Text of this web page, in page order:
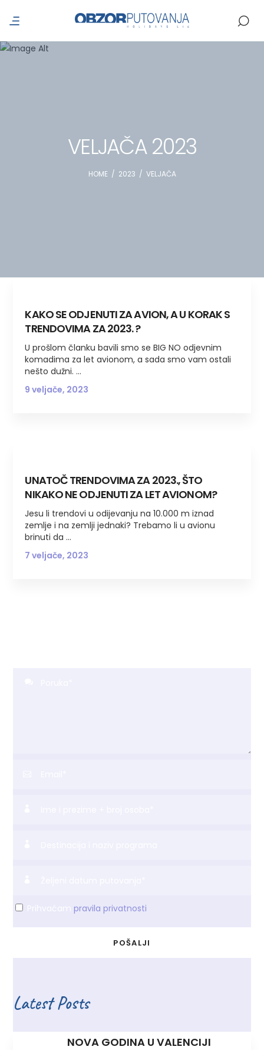
VELJAČA 2023
HOME/ 2023 / VELJAČA
KAKO SE ODJENUTI ZA AVION, A U KORAK S
TRENDOVIMA ZA 2023. ?
U prošlom članku bavili smo se BIG NO odjevnim
komadima za let avionom, a sada smo vam ostali
nešto dužni.
9 veljače, 2023
UNATOČ TRENDOVIMA ZA 2023., ŠTO
NIKAKO NE ODJENUTI ZA LET AVIONOM?
Jesu li trendovi u odijevanju na 10.000 m iznad
zemlje i na zemlji jednaki? Trebamo li u avionu
brinuti da
7 veljače, 2023
pravila privatnosti
Latest Posts
NOVA GODINA U VALENCIJI